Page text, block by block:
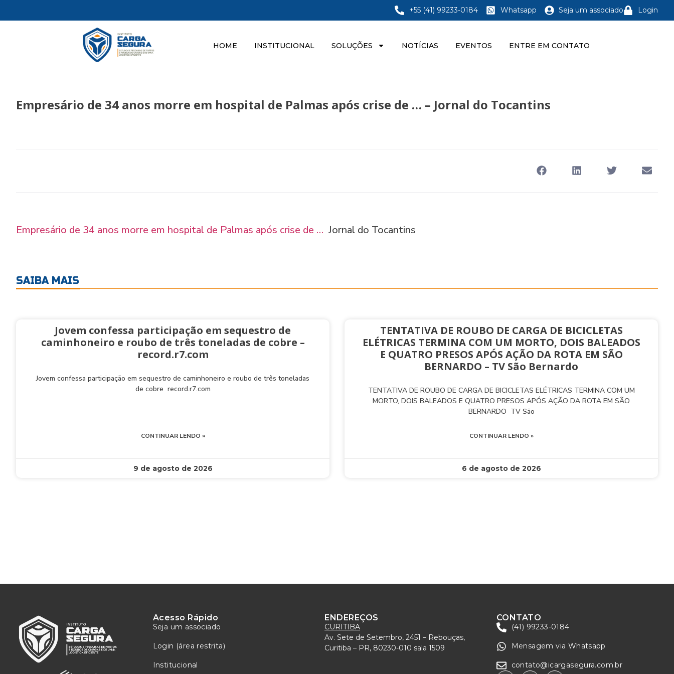
+55 (41) 99233-0184 Whatsapp Seja um associado Login
HOME INSTITUCIONAL SOLUÇÕES NOTÍCIAS EVENTOS ENTRE EM CONTATO
Empresário de 34 anos morre em hospital de Palmas após crise de … – Jornal do Tocantins
Empresário de 34 anos morre em hospital de Palmas após crise de … Jornal do Tocantins
SAIBA MAIS
Jovem confessa participação em sequestro de
caminhoneiro e roubo de três toneladas de cobre –
record.r7.com
Jovem confessa participação em sequestro de caminhoneiro e roubo de três toneladas
de cobre record.r7.com
CONTINUAR LENDO »
9 de agosto de 2026
TENTATIVA DE ROUBO DE CARGA DE BICICLETAS
ELÉTRICAS TERMINA COM UM MORTO, DOIS BALEADOS
E QUATRO PRESOS APÓS AÇÃO DA ROTA EM SÃO
BERNARDO – TV São Bernardo
TENTATIVA DE ROUBO DE CARGA DE BICICLETAS ELÉTRICAS TERMINA COM UM
MORTO, DOIS BALEADOS E QUATRO PRESOS APÓS AÇÃO DA ROTA EM SÃO
BERNARDO TV São
CONTINUAR LENDO »
6 de agosto de 2026
Acesso Rápido
Seja um associado
Login (área restrita)
Institucional
ENDEREÇOS
CURITIBA
Av. Sete de Setembro, 2451 – Rebouças,
Curitiba – PR, 80230-010 sala 1509
CONTATO
(41) 99233-0184
Mensagem via Whatsapp
contato@icargasegura.com.br